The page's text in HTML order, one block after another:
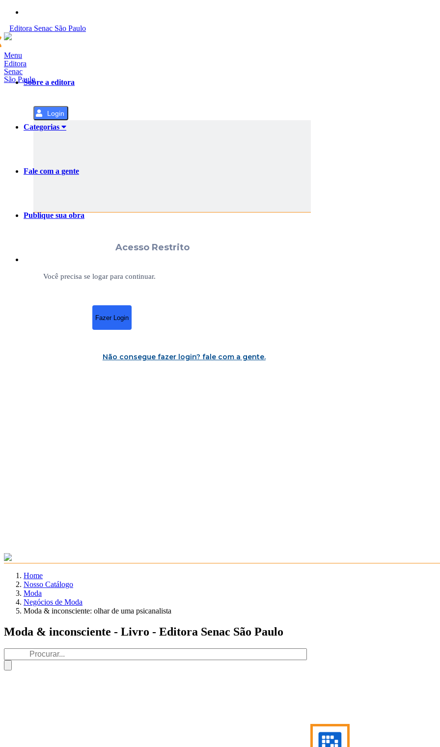
o
Editora Senac São Paulo
Menu
Editora
Senac
São PauloSobre a editora
Categorias
Fale com a gente
Publique sua obra
Login
Acesso Restrito
Você precisa se logar para continuar.
Fazer Login
Não consegue fazer login? fale com a gente.
Home
Nosso Catálogo
Moda
Negócios de Moda
Moda & inconsciente: olhar de uma psicanalista
Moda & inconsciente - Livro - Editora Senac São Paulo